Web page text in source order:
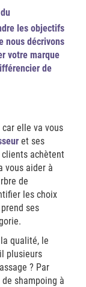
les objectifs
nous décrivons
votre marque
de
car elle va vous
et ses
achètent
vous aider à
de
les choix
ses
qualité, le
plusieurs
? Par
shampoing à